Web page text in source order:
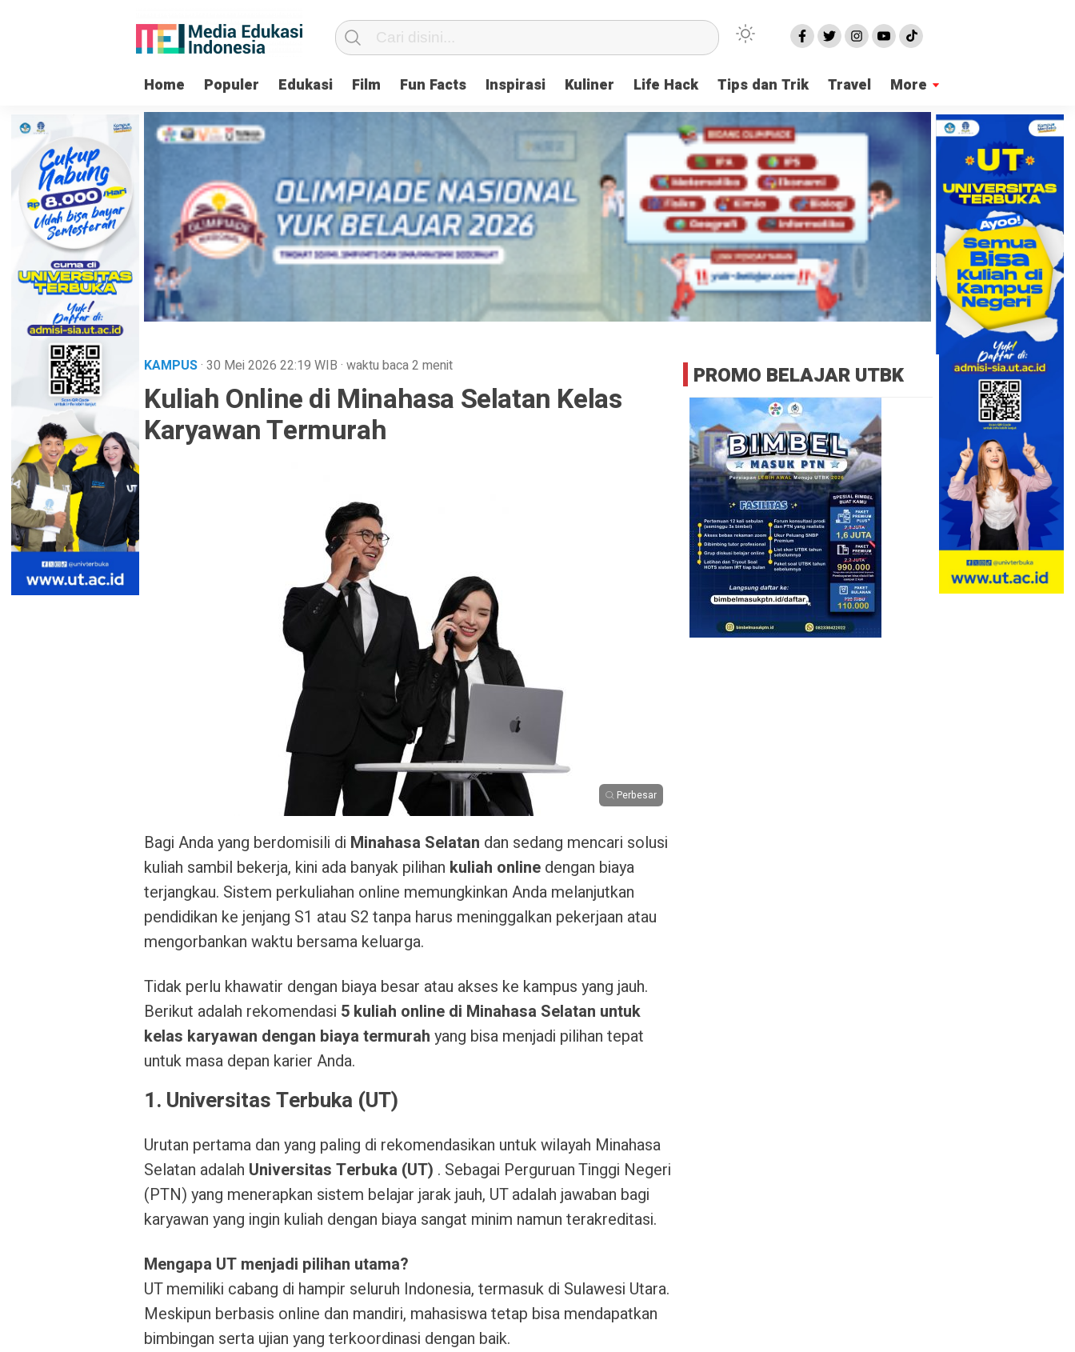
Home Populer Edukasi Film Fun Facts Inspirasi Kuliner Life Hack Tips dan Trik Travel More
KAMPUS· 30 Mei 2026 22:19 WIB · waktu baca 2 menit
Kuliah Online di Minahasa Selatan Kelas
Karyawan Termurah
Perbesar
Bagi Anda yang berdomisili di Minahasa Selatan dan sedang mencari solusi
kuliah sambil bekerja, kini ada banyak pilihan kuliah online dengan biaya
terjangkau. Sistem perkuliahan online memungkinkan Anda melanjutkan
pendidikan ke jenjang S1 atau S2 tanpa harus meninggalkan pekerjaan atau
mengorbankan waktu bersama keluarga.
Tidak perlu khawatir dengan biaya besar atau akses ke kampus yang jauh.
Berikut adalah rekomendasi 5 kuliah online di Minahasa Selatan untuk
kelas karyawan dengan biaya termurah yang bisa menjadi pilihan tepat
untuk masa depan karier Anda.
1. Universitas Terbuka (UT)
Urutan pertama dan yang paling di rekomendasikan untuk wilayah Minahasa
Selatan adalah Universitas Terbuka (UT) . Sebagai Perguruan Tinggi Negeri
(PTN) yang menerapkan sistem belajar jarak jauh, UT adalah jawaban bagi
karyawan yang ingin kuliah dengan biaya sangat minim namun terakreditasi.
Mengapa UT menjadi pilihan utama?
UT memiliki cabang di hampir seluruh Indonesia, termasuk di Sulawesi Utara.
Meskipun berbasis online dan mandiri, mahasiswa tetap bisa mendapatkan
bimbingan serta ujian yang terkoordinasi dengan baik.
PROMO BELAJAR UTBK